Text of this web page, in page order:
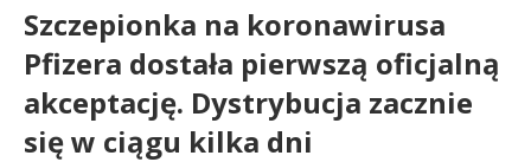
Szczepionka na koronawirusa
Pfizera dostała pierwszą oficjalną
akceptację. Dystrybucja zacznie
się w ciągu kilka dni